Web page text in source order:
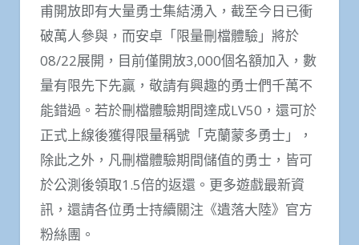
甫開放即有大量勇士集結湧入，截至今日已衝
破萬人參與，而安卓「限量刪檔體驗」將於
08/22展開，目前僅開放3,000個名額加入，數
量有限先下先贏，敬請有興趣的勇士們千萬不
能錯過。若於刪檔體驗期間達成LV50，還可於
正式上線後獲得限量稱號「克蘭蒙多勇士」，
除此之外，凡刪檔體驗期間儲值的勇士，皆可
於公測後領取1.5倍的返還。更多遊戲最新資
訊，還請各位勇士持續關注《遺落大陸》官方
粉絲團。